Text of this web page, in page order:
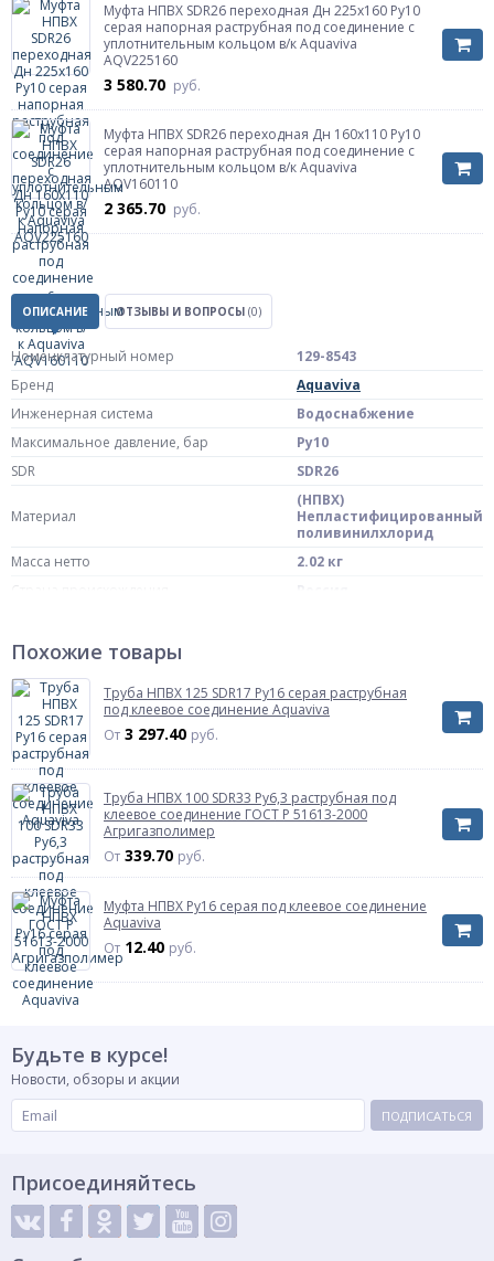
Муфта НПВХ SDR26 переходная Дн 225х160 Ру10
серая напорная раструбная под соединение с
уплотнительным кольцом в/к Aquaviva
AQV225160
3 580.70 руб.
Муфта НПВХ SDR26 переходная Дн 160х110 Ру10
серая напорная раструбная под соединение с
уплотнительным кольцом в/к Aquaviva
AQV160110
2 365.70 руб.
ОПИСАНИЕ ОТЗЫВЫ И ВОПРОСЫ (0)
Номенклатурный номер
129-8543
Бренд
Aquaviva
Инженерная система
Водоснабжение
Максимальное давление, бар
Ру10
SDR
SDR26
Материал
(НПВХ)
Непластифицированный
поливинилхлорид
Масса нетто
2.02 кг
Страна происхождения
Характеризует наружный диаметр труб
Тип устройства
напорная
Исполнение
Артикул
AQV160110
Похожие товары
Труба НПВХ 125 SDR17 Ру16 серая раструбная
под клеевое соединение Aquaviva
От 3 297.40 руб.
Труба НПВХ 100 SDR33 Ру6,3 раструбная под
клеевое соединение ГОСТ Р 51613-2000
Агригазполимер
От 339.70 руб.
Муфта НПВХ Ру16 серая под клеевое соединение
Aquaviva
От 12.40 руб.
Будьте в курсе!
Новости, обзоры и акции
ПОДПИСАТЬСЯ
Присоединяйтесь